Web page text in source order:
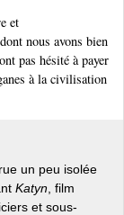
et
nous avons bien
pas hésité à payer
à la civilisation
un peu isolée
Katyn, film
et sous-